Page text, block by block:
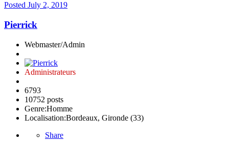
Posted July 2, 2019
Pierrick
Webmaster/Admin
Administrateurs
6793
10752 posts
Genre:Homme
Localisation:Bordeaux, Gironde (33)
Share